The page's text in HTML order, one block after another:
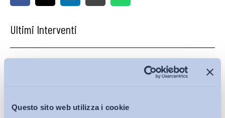
Questo sito web utilizza i cookie
Ultimi Interventi